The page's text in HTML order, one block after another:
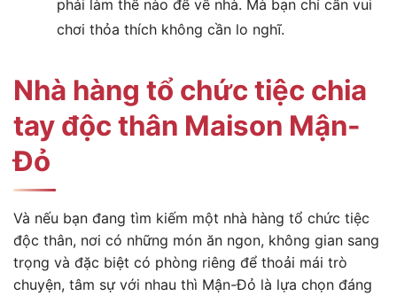
phải làm thế nào để về nhà. Mà bạn chỉ cần vui
chơi thỏa thích không cần lo nghĩ.
Nhà hàng tổ chức tiệc chia
tay độc thân Maison Mận-
Đỏ
Và nếu bạn đang tìm kiếm một nhà hàng tổ chức tiệc
độc thân, nơi có những món ăn ngon, không gian sang
trọng và đặc biệt có phòng riêng để thoải mái trò
chuyện, tâm sự với nhau thì Mận-Đỏ là lựa chọn đáng